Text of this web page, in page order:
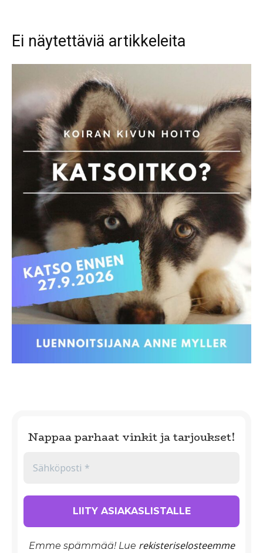
Ei näytettäviä artikkeleita
Nappaa parhaat vinkit ja tarjoukset!
Emme spämmää! Lue rekisteriselosteemme